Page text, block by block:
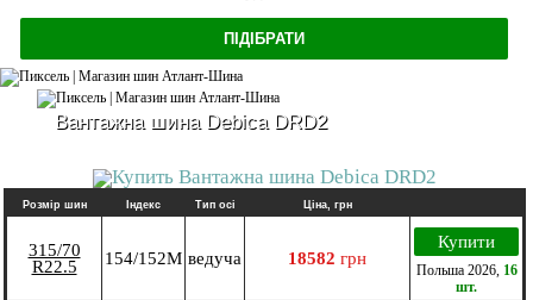
Вантажна шина Debica DRD2
Розмір шин Індекс Тип осі Ціна, грн
315/70
R22.5
154/152M ведуча 18582 грн
Купити
Польша2026, 16
шт.